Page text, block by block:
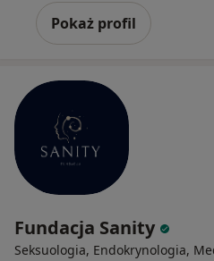
Pokaż profil
Fundacja Sanity
Seksuologia, Endokrynologia,